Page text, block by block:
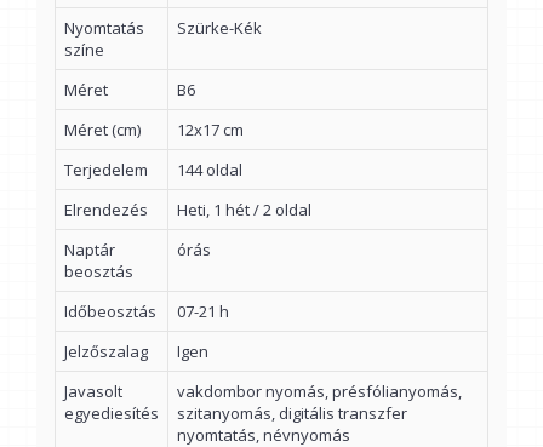
Nyomtatás
színe
Szürke-Kék
Méret
B6
Méret (cm)
12x17 cm
Terjedelem
144 oldal
Elrendezés
Heti, 1 hét / 2 oldal
Naptár
beosztás
órás
Időbeosztás
07-21 h
Jelzőszalag
Igen
Javasolt
egyediesítés
vakdombor nyomás, présfólianyomás,
szitanyomás, digitális transzfer
nyomtatás, névnyomás